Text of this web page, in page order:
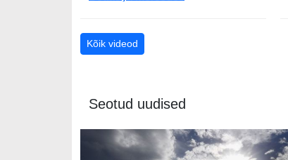
Kõik videod
Seotud uudised